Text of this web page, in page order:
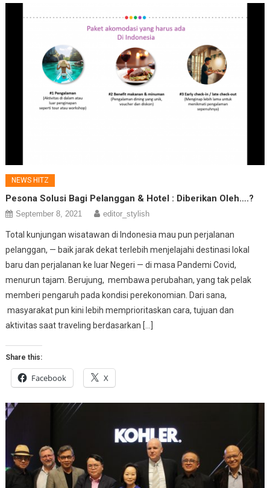
NEWS HITZ
Pesona Solusi Bagi Pelanggan & Hotel : Diberikan Oleh….?
September 8, 2021 editor_stylish
Total kunjungan wisatawan di Indonesia mau pun perjalanan
pelanggan, — baik jarak dekat terlebih menjelajahi destinasi lokal
baru dan perjalanan ke luar Negeri — di masa Pandemi Covid,
menurun tajam. Berujung, membawa perubahan, yang tak pelak
memberi pengaruh pada kondisi perekonomian. Dari sana,
masyarakat pun kini lebih memprioritaskan cara, tujuan dan
aktivitas saat traveling berdasarkan […]
Share this:
Facebook X